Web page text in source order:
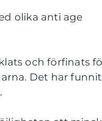
olika anti age
och förfinats
Det har